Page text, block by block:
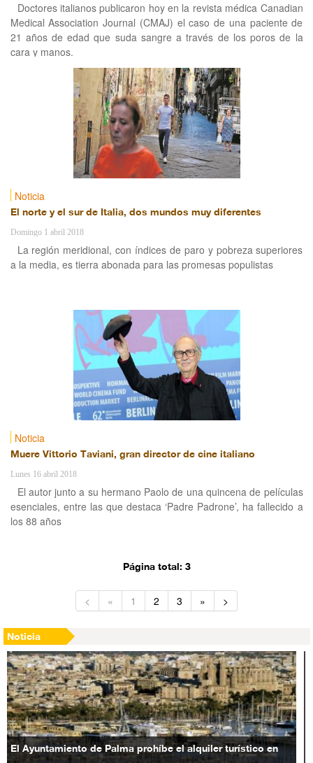
Doctores italianos publicaron hoy en la revista médica Canadian
Medical Association Journal (CMAJ) el caso de una paciente de
21 años de edad que suda sangre a través de los poros de la
cara y manos.
Noticia
El norte y el sur de Italia, dos mundos muy diferentes
Domingo 1 abril 2018
La región meridional, con índices de paro y pobreza superiores
a la media, es tierra abonada para las promesas populistas
Noticia
Muere Vittorio Taviani, gran director de cine italiano
Lunes 16 abril 2018
El autor junto a su hermano Paolo de una quincena de películas
esenciales, entre las que destaca ‘Padre Padrone’, ha fallecido a
los 88 años
Página total: 3
< « 1 2 3 » >
Noticia
El Ayuntamiento de Palma prohíbe el alquiler turístico en